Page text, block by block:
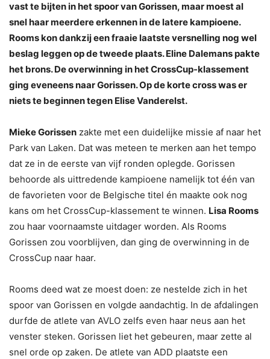
vast te bijten in het spoor van Gorissen, maar moest al
snel haar meerdere erkennen in de latere kampioene.
Rooms kon dankzij een fraaie laatste versnelling nog wel
beslag leggen op de tweede plaats. Eline Dalemans pakte
het brons. De overwinning in het CrossCup-klassement
ging eveneens naar Gorissen. Op de korte cross was er
niets te beginnen tegen Elise Vanderelst.
Mieke Gorissen zakte met een duidelijke missie af naar het
Park van Laken. Dat was meteen te merken aan het tempo
dat ze in de eerste van vijf ronden oplegde. Gorissen
behoorde als uittredende kampioene namelijk tot één van
de favorieten voor de Belgische titel én maakte ook nog
kans om het CrossCup-klassement te winnen. Lisa Rooms
zou haar voornaamste uitdager worden. Als Rooms
Gorissen zou voorblijven, dan ging de overwinning in de
CrossCup naar haar.
Rooms deed wat ze moest doen: ze nestelde zich in het
spoor van Gorissen en volgde aandachtig. In de afdalingen
durfde de atlete van AVLO zelfs even haar neus aan het
venster steken. Gorissen liet het gebeuren, maar zette al
snel orde op zaken. De atlete van ADD plaatste een